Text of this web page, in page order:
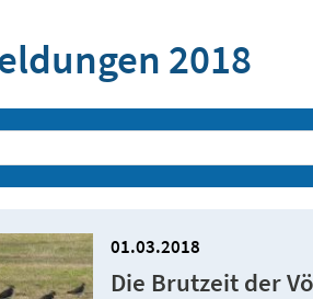
2018
01.03.2018
Die Brutzeit der